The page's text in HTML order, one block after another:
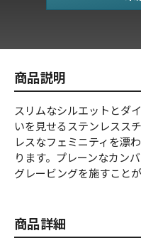
商品説明
スリムなシルエットとダ
いを見せるステンレスス
レスなフェミニティを漂
ります。プレーンなカン
グレービングを施すことが
商品詳細